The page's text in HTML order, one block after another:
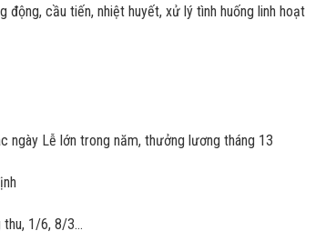
động, cầu tiến, nhiệt huyết, xử lý tình huống linh hoạt
ngày Lễ lớn trong năm, thưởng lương tháng 13
thu, 1/6, 8/3…